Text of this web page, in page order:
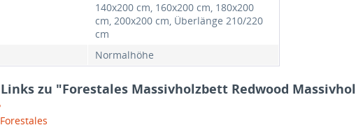
140x200 cm, 160x200 cm, 180x200
cm, 200x200 cm, Überlänge 210/220
cm
Normalhöhe
zu "Forestales Massivholzbett Redwood